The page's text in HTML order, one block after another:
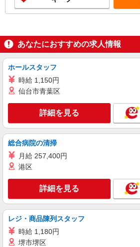
あなたにおすすめの求人情報
ホールスタッフ
時給 1,150円
仙台市青葉区
詳細を見る
総合病院の清掃
月給 257,400円
港区
詳細を見る
レジ・商品陳列スタッフ
時給 1,180円
堺市堺区